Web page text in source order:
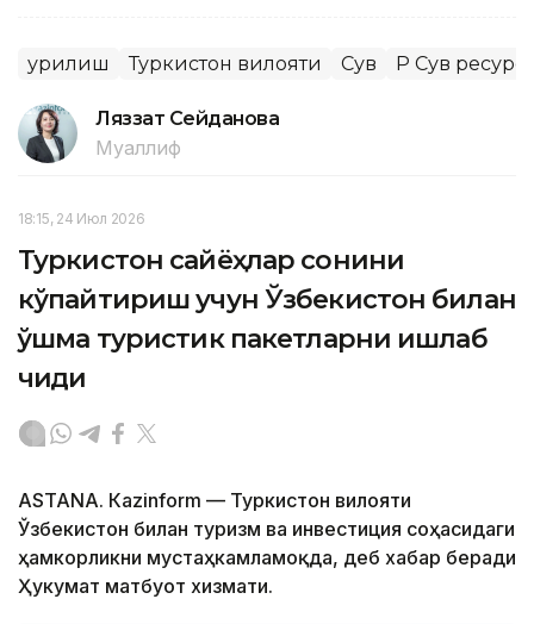
Қурилиш Туркистон вилояти Сув ҚР Сув
Ляззат Сейданова
Муаллиф
18:15, 24 Июл 2026
Туркистон сайёҳлар сонини
кўпайтириш учун Ўзбекистон билан
қўшма туристик пакетларни ишлаб
чиқди
ASTANА. Кazinform — Туркистон вилояти
Ўзбекистон билан туризм ва инвестиция соҳасидаги
ҳамкорликни мустаҳкамламоқда, деб хабар беради
Ҳукумат матбуот хизмати.